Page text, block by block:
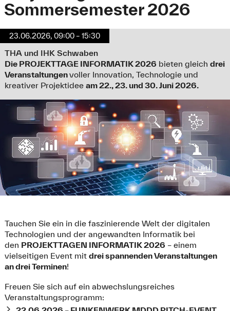
Sommersemester 2026
23.06.2026, 09:00 – 15:30
THA und IHK Schwaben
Die PROJEKTTAGE INFORMATIK 2026 bieten gleich drei
Veranstaltungenvoller Innovation, Technologie und
kreativer Projektidee am 22., 23. und 30. Juni 2026.
Tauchen Sie ein in die faszinierende Welt der digitalen
Technologien und der angewandten Informatik bei
den PROJEKTTAGEN INFORMATIK 2026 – einem
vielseitigen Event mit drei spannenden Veranstaltungen
an drei Terminen!
Freuen Sie sich auf ein abwechslungsreiches
Veranstaltungsprogramm: